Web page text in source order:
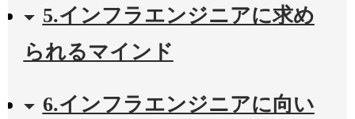
5.インフラエンジニアに求め
られるマインド
6.インフラエンジニアに向い